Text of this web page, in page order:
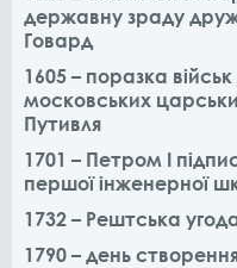
державну зраду
Говард
1605 – поразка
московських
Путивля
1701 – Петром I
першої інженерної
1732 – Рештська
1790 – день